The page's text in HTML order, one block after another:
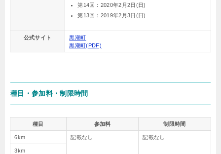
第14回：2020年2月2日(日)
第13回：2019年2月3日(日)
公式サイト
黒潮町
黒潮町(PDF)
種目・参加料・制限時間
種目 参加料 制限時間
6km 記載なし 記載なし
3km